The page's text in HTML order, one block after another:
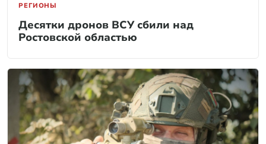
РЕГИОНЫ
Десятки дронов ВСУ сбили над
Ростовской областью